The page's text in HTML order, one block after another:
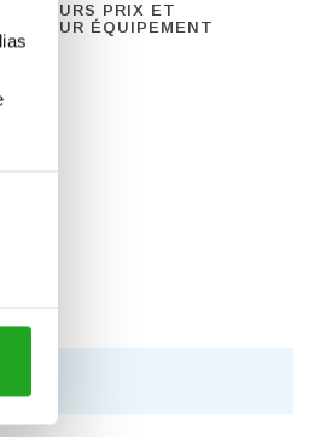
MEILLEURS PRIX ET
MEILLEUR ÉQUIPEMENT